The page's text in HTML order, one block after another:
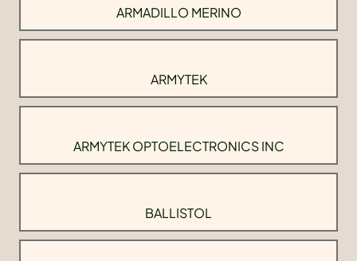
ARMADILLO MERINO
ARMYTEK
ARMYTEK OPTOELECTRONICS INC
BALLISTOL